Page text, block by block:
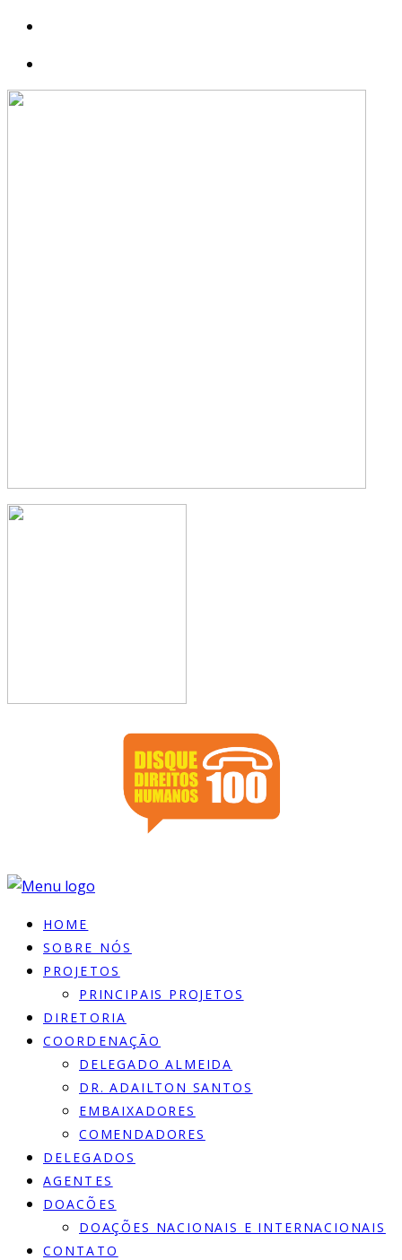
HOME
SOBRE NÓS
PROJETOS
PRINCIPAIS PROJETOS
DIRETORIA
COORDENAÇÃO
DELEGADO ALMEIDA
DR. ADAILTON SANTOS
EMBAIXADORES
COMENDADORES
DELEGADOS
AGENTES
DOACÕES
DOAÇÕES NACIONAIS E INTERNACIONAIS
CONTATO